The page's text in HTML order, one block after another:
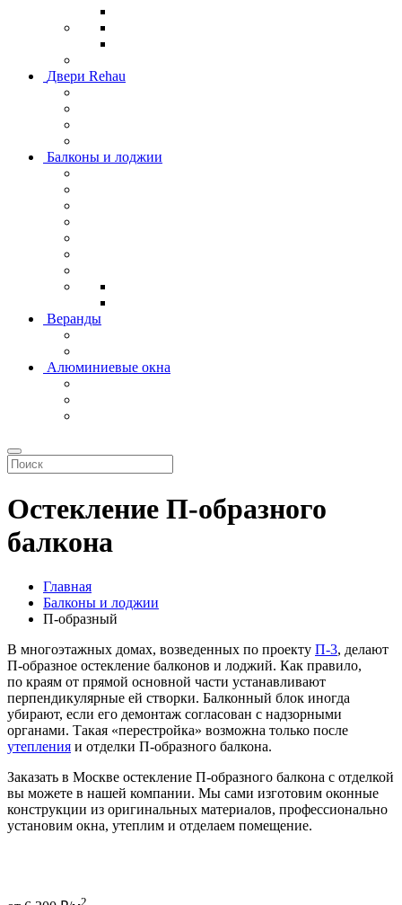
Двери Rehau
Балконы и лоджии
Веранды
Алюминиевые окна
Остекление П-образного
балкона
Главная
Балконы и лоджии
П-образный
В многоэтажных домах, возведенных по проекту П-3, делают
П-образное остекление балконов и лоджий. Как правило,
по краям от прямой основной части устанавливают
перпендикулярные ей створки. Балконный блок иногда
убирают, если его демонтаж согласован с надзорными
органами. Такая «перестройка» возможна только после
утепления и отделки П-образного балкона.
Заказать в Москве остекление П-образного балкона с отделкой
вы можете в нашей компании. Мы сами изготовим оконные
конструкции из оригинальных материалов, профессионально
установим окна, утеплим и отделаем помещение.
2